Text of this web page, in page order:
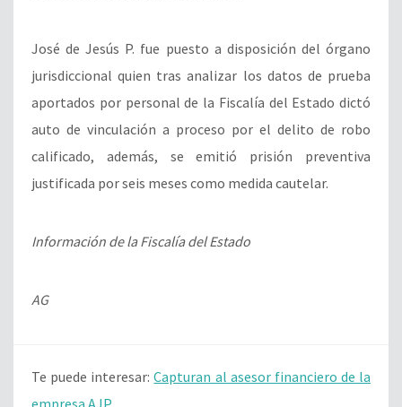
José de Jesús P. fue puesto a disposición del órgano
jurisdiccional quien tras analizar los datos de prueba
aportados por personal de la Fiscalía del Estado dictó
auto de vinculación a proceso por el delito de robo
calificado, además, se emitió prisión preventiva
justificada por seis meses como medida cautelar.
Información de la Fiscalía del Estado
AG
Te puede interesar:Capturan al asesor financiero de la
empresa AJP